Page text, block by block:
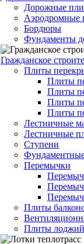
Дорожные
Аэродромные
Бордюры
Фундаменты
Гражданское
Плиты
Плиты
Плиты
Плиты
Плиты
Лестничные
Лестничные
Ступени
Перемычки
Плиты
Плиты